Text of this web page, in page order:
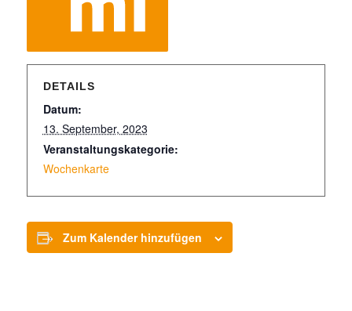
DETAILS
Datum:
13. September, 2023
Veranstaltungskategorie:
Wochenkarte
Zum Kalender hinzufügen